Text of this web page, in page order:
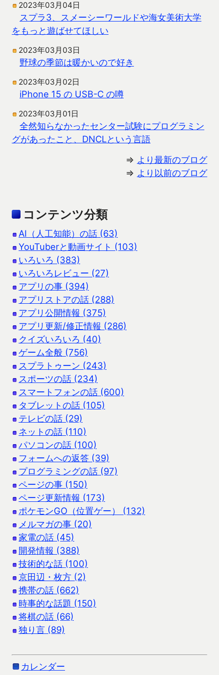
2023年03月04日
スプラ3、スメーシーワールドや海女美術大学
をもっと遊ばせてほしい
2023年03月03日
野球の季節は暖かいので好き
2023年03月02日
iPhone 15 の USB-C の噂
2023年03月01日
全然知らなかったセンター試験にプログラミン
グがあったこと、DNCLという言語
⇒ より最新のブログ
⇒ より以前のブログ
コンテンツ分類
AI（人工知能）の話 (63)
YouTuberと動画サイト (103)
いろいろ (383)
いろいろレビュー (27)
アプリの事 (394)
アプリストアの話 (288)
アプリ公開情報 (375)
アプリ更新/修正情報 (286)
クイズいろいろ (40)
ゲーム全般 (756)
スプラトゥーン (243)
スポーツの話 (234)
スマートフォンの話 (600)
タブレットの話 (105)
テレビの話 (29)
ネットの話 (110)
パソコンの話 (100)
フォームへの返答 (39)
プログラミングの話 (97)
ページの事 (150)
ページ更新情報 (173)
ポケモンGO（位置ゲー） (132)
メルマガの事 (20)
家電の話 (45)
開発情報 (388)
技術的な話 (100)
京田辺・枚方 (2)
携帯の話 (662)
時事的な話題 (150)
将棋の話 (66)
独り言 (89)
カレンダー